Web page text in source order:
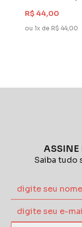
Repair 250 ml
R$ 44,00
ou 1x de R$ 44,00
ASSINE
Saiba tudo